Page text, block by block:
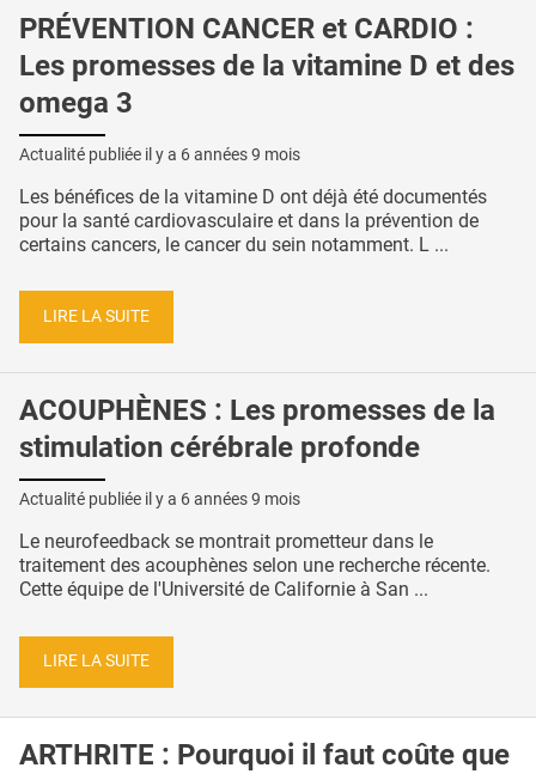
PRÉVENTION CANCER et CARDIO :
Les promesses de la vitamine D et des
omega 3
Actualité publiée il y a 6 années 9 mois
Les bénéfices de la vitamine D ont déjà été documentés
pour la santé cardiovasculaire et dans la prévention de
certains cancers, le cancer du sein notamment. L ...
LIRE LA SUITE
ACOUPHÈNES : Les promesses de la
stimulation cérébrale profonde
Actualité publiée il y a 6 années 9 mois
Le neurofeedback se montrait prometteur dans le
traitement des acouphènes selon une recherche récente.
Cette équipe de l'Université de Californie à San ...
LIRE LA SUITE
ARTHRITE : Pourquoi il faut coûte que